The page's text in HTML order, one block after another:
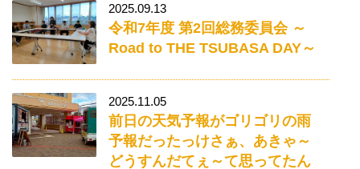
2025.09.13
令和7年度 第2回総務委員会 ～
Road to THE TSUBASA DAY～
2025.11.05
前日の天気予報がゴリゴリの雨
予報だったっけさぁ、あきゃ～
どうすんだてぇ～て思ってたん